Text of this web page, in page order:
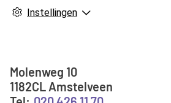
Instellingen
Adresgegevens
Molenweg 10
1182CL Amstelveen